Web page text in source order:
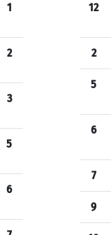
1
2
3
5
6
12
2
5
6
7
9